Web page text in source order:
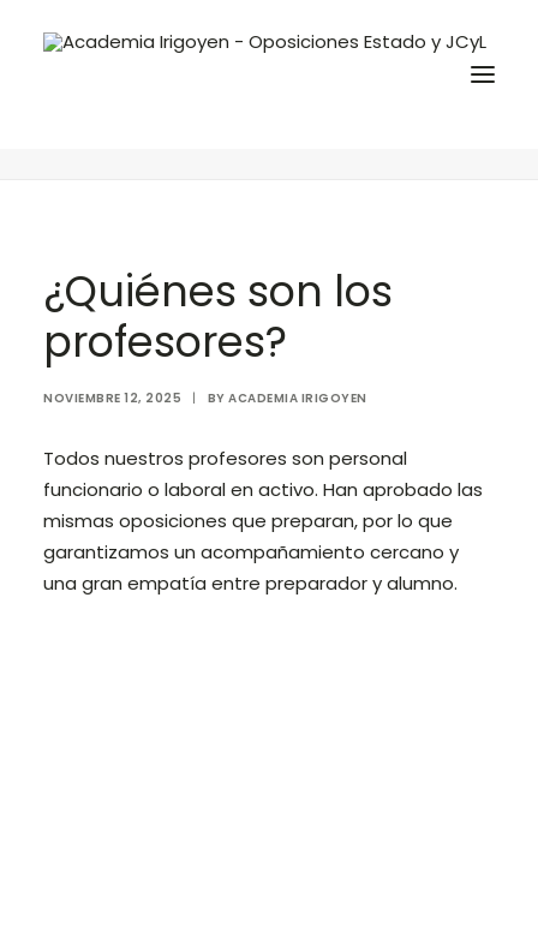
Trabaja con nosotros
Contacto
Aula virtual
Login / Register
¿Quiénes son los profesores?
¿Quiénes son los
profesores?
NOVIEMBRE 12, 2025 | BY ACADEMIA IRIGOYEN
Todos nuestros profesores son personal
funcionario o laboral en activo. Han aprobado las
mismas oposiciones que preparan, por lo que
garantizamos un acompañamiento cercano y
una gran empatía entre preparador y alumno.